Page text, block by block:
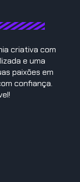
criativa com
e uma
paixões em
confiança.